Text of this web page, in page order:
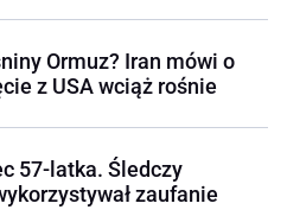
Ormuz? Iran mówi o
z USA wciąż rośnie
57-latka. Śledczy
zaufanie